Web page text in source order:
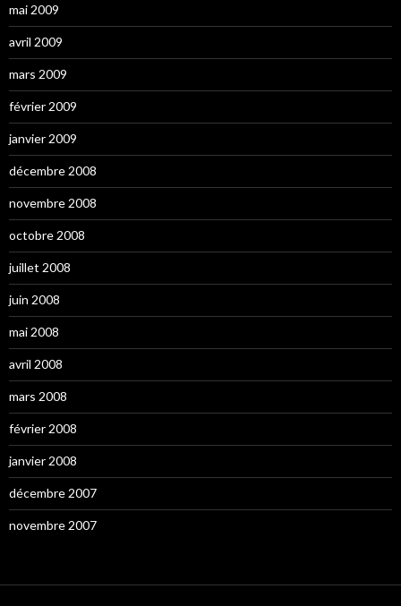
mai 2009
avril 2009
mars 2009
février 2009
janvier 2009
décembre 2008
novembre 2008
octobre 2008
juillet 2008
juin 2008
mai 2008
avril 2008
mars 2008
février 2008
janvier 2008
décembre 2007
novembre 2007